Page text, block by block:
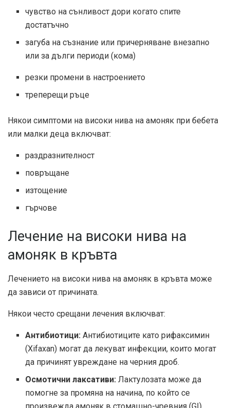
чувство на сънливост дори когато спите
достатъчно
загуба на съзнание или причерняване внезапно
или за дълги периоди (кома)
резки промени в настроението
треперещи ръце
Някои симптоми на високи нива на амоняк при бебета
или малки деца включват:
раздразнителност
повръщане
изтощение
гърчове
Лечение на високи нива на
амоняк в кръвта
Лечението на високи нива на амоняк в кръвта може
да зависи от причината.
Някои често срещани лечения включват:
Антибиотици: Антибиотиците като рифаксимин
(Xifaxan) могат да лекуват инфекции, които могат
да причинят увреждане на черния дроб.
Осмотични лаксативи: Лактулозата може да
помогне за промяна на начина, по който се